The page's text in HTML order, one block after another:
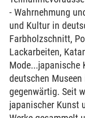
- Wahrnehmung
und Kultur in
Farbholzschnitt,
Lackarbeiten,
Mode...japanische
deutschen
gegenwärtig. Seit
japanischer Kunst